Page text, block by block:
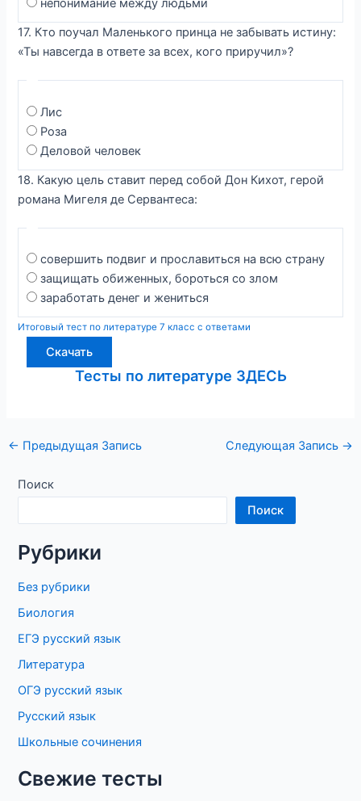
непонимание между людьми
17. Кто поучал Маленького принца не забывать истину:
«Ты навсегда в ответе за всех, кого приручил»?
Лис
Роза
Деловой человек
18. Какую цель ставит перед собой Дон Кихот, герой
романа Мигеля де Сервантеса:
совершить подвиг и прославиться на всю страну
защищать обиженных, бороться со злом
заработать денег и жениться
Итоговый тест по литературе 7 класс с ответами
Скачать
Тесты по литературе ЗДЕСЬ
Навигация
записям
← Предыдущая Запись Следующая Запись →
Поиск
Поиск
Рубрики
Без рубрики
Биология
ЕГЭ русский язык
Литература
ОГЭ русский язык
Русский язык
Школьные сочинения
Свежие тесты